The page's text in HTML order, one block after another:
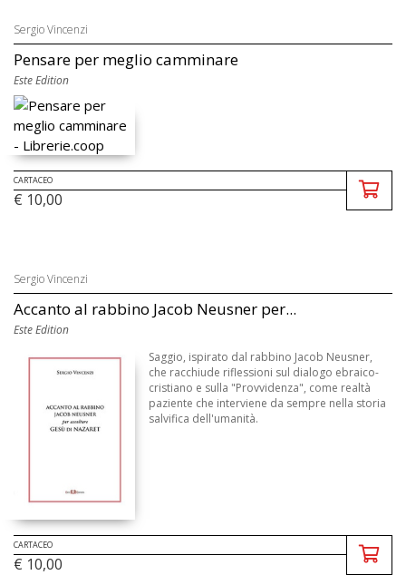
Sergio Vincenzi
Pensare per meglio camminare
Este Edition
CARTACEO
€ 10,00
Sergio Vincenzi
Accanto al rabbino Jacob Neusner per...
Este Edition
Saggio, ispirato dal rabbino Jacob Neusner,
che racchiude riflessioni sul dialogo ebraico-
cristiano e sulla "Provvidenza", come realtà
paziente che interviene da sempre nella storia
salvifica dell'umanità.
CARTACEO
€ 10,00